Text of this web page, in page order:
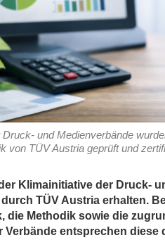
und Medienverbände
von TÜV Austria geprüft und
Klimainitiative der Druck-
TÜV Austria erhalten.
die Methodik sowie die
Verbände entsprechen diese